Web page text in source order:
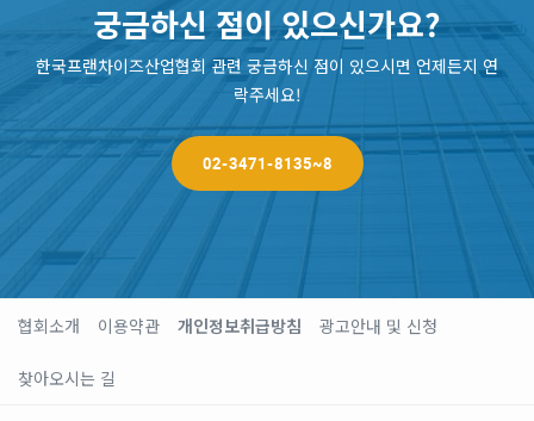
궁금하신 점이 있으신가요?
한국프랜차이즈산업협회 관련 궁금하신 점이 있으시면 언제든지 연
락주세요!
02-3471-8135~8
협회소개 이용약관 개인정보취급방침 광고안내 및 신청
찾아오시는 길